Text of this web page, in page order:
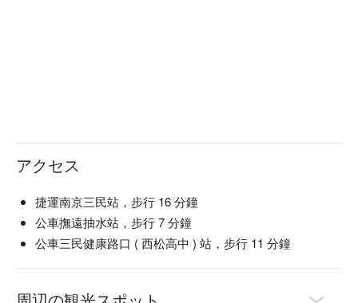
アクセス
捷運南京三民站，步行 16 分鐘
公車撫遠抽水站，步行 7 分鐘
公車三民健康路口 ( 西松高中 ) 站，步行 11 分鐘